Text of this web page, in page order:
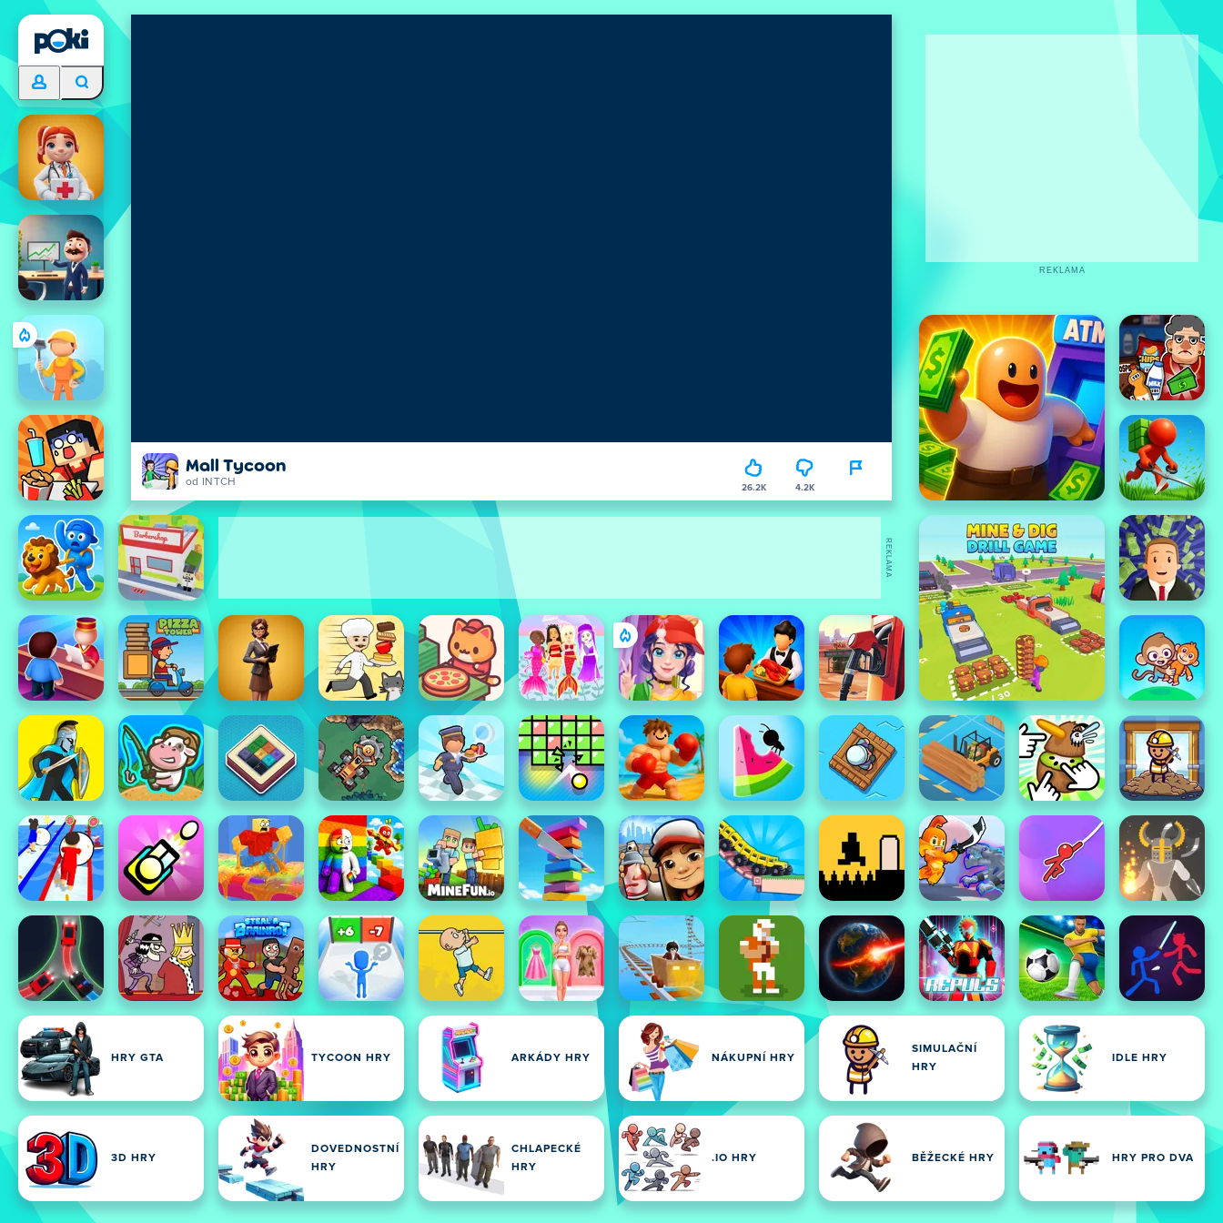
Mall Tycoon
od INTCH 26.2K 4.2K
HRY GTA TYCOON HRY ARKÁDY HRY NÁKUPNÍ HRY
SIMULAČNÍ
HRY
IDLE HRY
3D HRY
DOVEDNOSTNÍ
HRY
CHLAPECKÉ
HRY
.IO HRY BĚŽECKÉ HRY HRY PRO DVA
REKLAMA
REKLAMA